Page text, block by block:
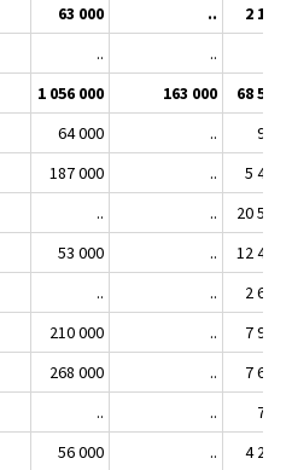
63 000 ..
2 160
.. ..
1 056 000 163 000
68 561
64 000 ..
935
187 000 ..
5 451
.. ..
20 502
53 000 ..
12 445
.. ..
2 644
210 000 ..
7 917
268 000 ..
7 649
.. ..
764
56 000 ..
4 271